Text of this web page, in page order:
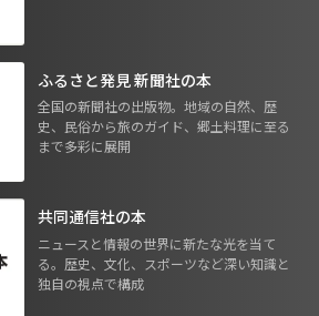
ふるさと発見 新聞社の本
全国の新聞社の出版物。地域の自然、歴
史、民俗から旅のガイド、郷土料理に至る
まで多彩に展開
共同通信社の本
ニュースと情報の世界に新たな光を当て
る。歴史、文化、スポーツなど深い知識と
独自の視点で構成